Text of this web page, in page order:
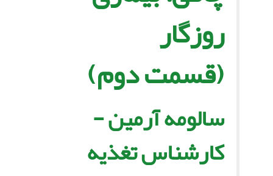
روزگار
(قسمت دوم)
سالومه آرمین -
کارشناس تغذیه‏